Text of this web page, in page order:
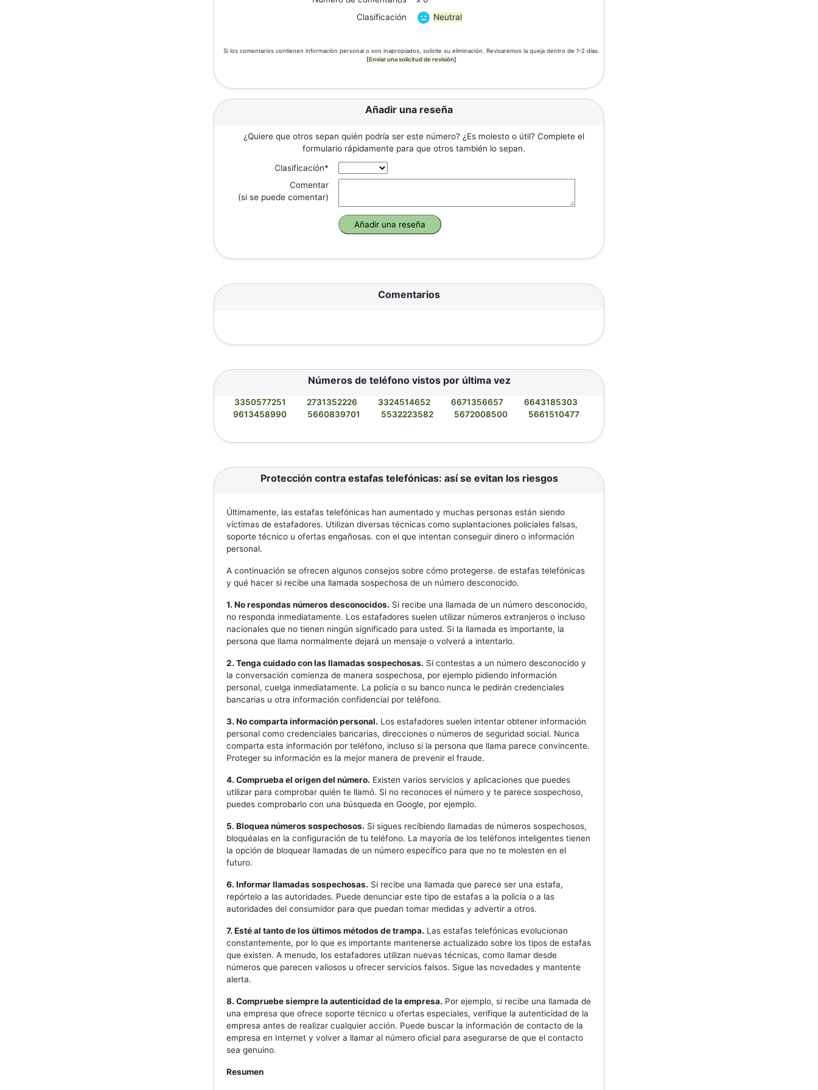
Clasificación
Neutral
Si los comentarios contienen información personal o son inapropiados, solicite su eliminación. Revisaremos la queja dentro de 1-2 días.
[Enviar una solicitud de revisión]
Añadir una reseña
¿Quiere que otros sepan quién podría ser este número? ¿Es molesto o útil? Complete el
formulario rápidamente para que otros también lo sepan.
Clasificación*
Comentar
(si se puede comentar)
Comentarios
Números de teléfono vistos por última vez
3350577251 2731352226 3324514652 6671356657
6643185303
9613458990
5660839701 5532223582 5672008500 5661510477
Protección contra estafas telefónicas: así se evitan los riesgos
Últimamente, las estafas telefónicas han aumentado y muchas personas están siendo
víctimas de estafadores. Utilizan diversas técnicas como suplantaciones policiales falsas,
soporte técnico u ofertas engañosas. con el que intentan conseguir dinero o información
personal.
A continuación se ofrecen algunos consejos sobre cómo protegerse. de estafas telefónicas
y qué hacer si recibe una llamada sospechosa de un número desconocido.
1. No respondas números desconocidos. Si recibe una llamada de un número desconocido,
no responda inmediatamente. Los estafadores suelen utilizar números extranjeros o incluso
nacionales que no tienen ningún significado para usted. Si la llamada es importante, la
persona que llama normalmente dejará un mensaje o volverá a intentarlo.
2. Tenga cuidado con las llamadas sospechosas. Si contestas a un número desconocido y
la conversación comienza de manera sospechosa, por ejemplo pidiendo información
personal, cuelga inmediatamente. La policía o su banco nunca le pedirán credenciales
bancarias u otra información confidencial por teléfono.
3. No comparta información personal. Los estafadores suelen intentar obtener información
personal como credenciales bancarias, direcciones o números de seguridad social. Nunca
comparta esta información por teléfono, incluso si la persona que llama parece convincente.
Proteger su información es la mejor manera de prevenir el fraude.
4. Comprueba el origen del número. Existen varios servicios y aplicaciones que puedes
utilizar para comprobar quién te llamó. Si no reconoces el número y te parece sospechoso,
puedes comprobarlo con una búsqueda en Google, por ejemplo.
5. Bloquea números sospechosos. Si sigues recibiendo llamadas de números sospechosos,
bloquéalas en la configuración de tu teléfono. La mayoría de los teléfonos inteligentes tienen
la opción de bloquear llamadas de un número específico para que no te molesten en el
futuro.
6. Informar llamadas sospechosas. Si recibe una llamada que parece ser una estafa,
repórtelo a las autoridades. Puede denunciar este tipo de estafas a la policía o a las
autoridades del consumidor para que puedan tomar medidas y advertir a otros.
7. Esté al tanto de los últimos métodos de trampa. Las estafas telefónicas evolucionan
constantemente, por lo que es importante mantenerse actualizado sobre los tipos de estafas
que existen. A menudo, los estafadores utilizan nuevas técnicas, como llamar desde
números que parecen valiosos u ofrecer servicios falsos. Sigue las novedades y mantente
alerta.
8. Compruebe siempre la autenticidad de la empresa. Por ejemplo, si recibe una llamada de
una empresa que ofrece soporte técnico u ofertas especiales, verifique la autenticidad de la
empresa antes de realizar cualquier acción. Puede buscar la información de contacto de la
empresa en Internet y volver a llamar al número oficial para asegurarse de que el contacto
sea genuino.
Resumen